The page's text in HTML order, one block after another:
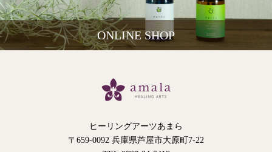
ONLINE SHOP
ヒーリングアーツあまら
〒659-0092 兵庫県芦屋市大原町7-22